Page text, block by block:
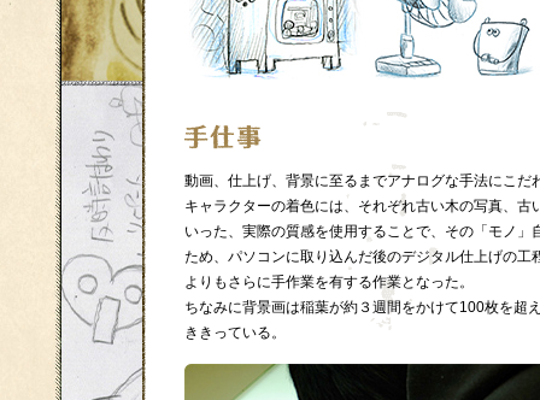
動画、仕上げ、背景に至るまでアナログな手法にこだ
キャラクターの着色には、それぞれ古い木の写真、古
いった、実際の質感を使用することで、その「モノ」
ため、パソコンに取り込んだ後のデジタル仕上げの工
よりもさらに手作業を有する作業となった。
ちなみに背景画は稲葉が約３週間をかけて100枚を超
ききっている。